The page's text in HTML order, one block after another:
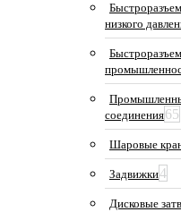
низкого
соединения65
Шаровые
Задвижки4
Дисковые